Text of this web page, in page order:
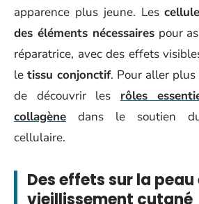
apparence plus jeune. Les
des éléments nécessairespour
réparatrice, avec des effets
le tissu conjonctif. Pour aller
de découvrir les rôles
collagène dans le soutien du
cellulaire.
Des effets sur la peau
vieillissement cutané